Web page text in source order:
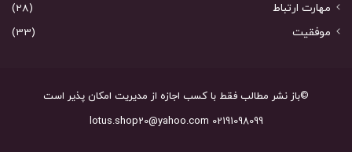
مهارت ارتباط
(28)
موفقیت
(33)
©باز نشر مطالب فقط با کسب اجازه از مدیریت امکان پذیر است
02191098099 lotus.shop20@yahoo.com